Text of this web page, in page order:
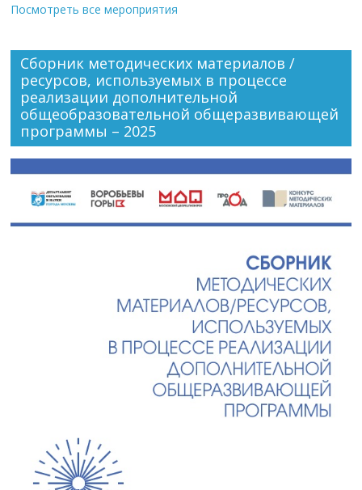
Посмотреть все мероприятия
Сборник методических материалов /
ресурсов, используемых в процессе
реализации дополнительной
общеобразовательной общеразвивающей
программы – 2025